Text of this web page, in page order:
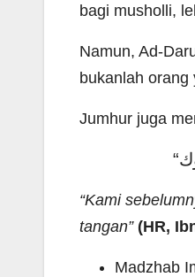
bagi musholli,
Namun, Ad-
bukanlah orang
Jumhur juga
“Kami
tangan” (HR,
Madzhab